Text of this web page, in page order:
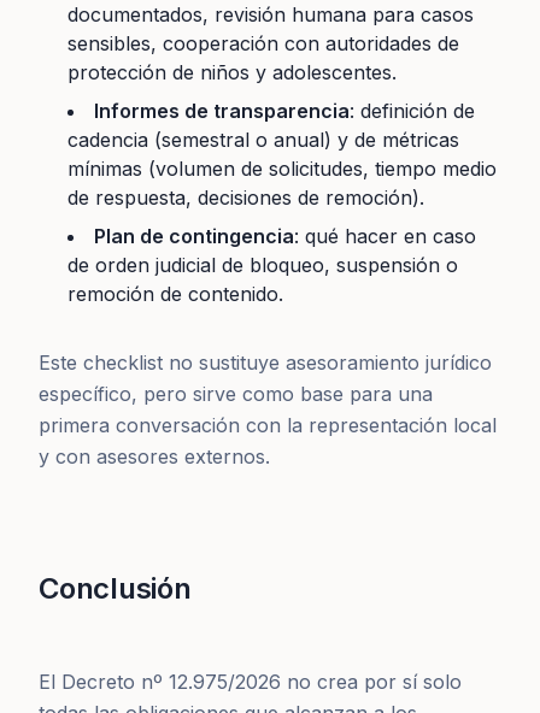
documentados, revisión humana para casos
sensibles, cooperación con autoridades de
protección de niños y adolescentes.
Informes de transparencia: definición de
cadencia (semestral o anual) y de métricas
mínimas (volumen de solicitudes, tiempo medio
de respuesta, decisiones de remoción).
Plan de contingencia: qué hacer en caso
de orden judicial de bloqueo, suspensión o
remoción de contenido.
Este checklist no sustituye asesoramiento jurídico
específico, pero sirve como base para una
primera conversación con la representación local
y con asesores externos.
Conclusión
El Decreto nº 12.975/2026 no crea por sí solo